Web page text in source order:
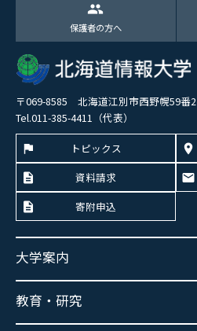
group
保護者の方へ
〒069-8585 北海道江別市西野幌59番2
Tel.011-385-4411（代表）
トピックス
資料請求
寄附申込
大学案内
教育・研究